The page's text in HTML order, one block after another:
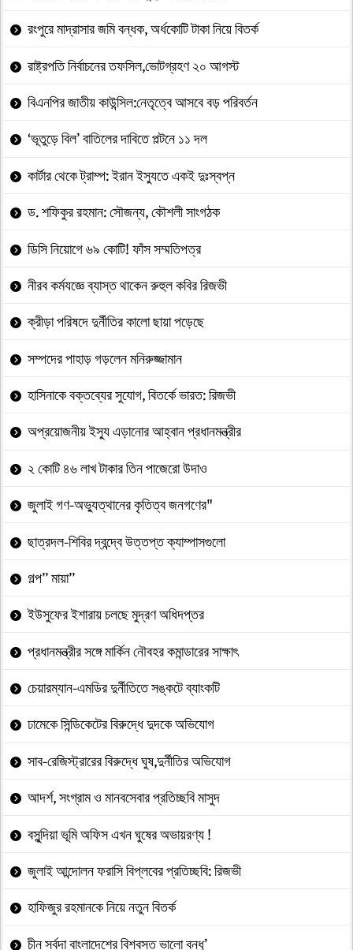
রংপুরে মাদ্রাসার জমি বন্ধক, অর্ধকোটি টাকা নিয়ে বিতর্ক
রাষ্ট্রপতি নির্বাচনের তফসিল,ভোটগ্রহণ ২০ আগস্ট
বিএনপির জাতীয় কাউন্সিল:নেতৃত্বে আসবে বড় পরিবর্তন
‘ভূতুড়ে বিল’ বাতিলের দাবিতে পল্টনে ১১ দল
কার্টার থেকে ট্রাম্প: ইরান ইস্যুতে একই দুঃস্বপ্ন
ড. শফিকুর রহমান: সৌজন্য, কৌশলী সাংগঠক
ডিসি নিয়োগে ৬৯ কোটি! ফাঁস সম্মতিপত্র
নীরব কর্মযজ্ঞে ব্যাস্ত থাকেন রুহুল কবির রিজভী
ক্রীড়া পরিষদে দুর্নীতির কালো ছায়া পড়েছে
সম্পদের পাহাড় গড়লেন মনিরুজ্জামান
হাসিনাকে বক্তব্যের সুযোগ, বিতর্কে ভারত: রিজভী
অপ্রয়োজনীয় ইস্যু এড়ানোর আহ্বান প্রধানমন্ত্রীর
২ কোটি ৪৬ লাখ টাকার তিন পাজেরো উদাও
জুলাই গণ-অভ্যুত্থানের কৃতিত্ব জনগণের"
ছাত্রদল-শিবির দ্বন্দ্বে উত্তপ্ত ক্যাম্পাসগুলো
গল্প” মায়া”
ইউসুফের ইশারায় চলছে মুদ্রণ অধিদপ্তর
প্রধানমন্ত্রীর সঙ্গে মার্কিন নৌবহর কমান্ডারের সাক্ষাৎ
চেয়ারম্যান-এমডির দুর্নীতিতে সঙ্কটে ব্যাংকটি
ঢামেকে সিন্ডিকেটের বিরুদ্ধে দুদকে অভিযোগ
সাব-রেজিস্ট্রারের বিরুদ্ধে ঘুষ,দুর্নীতির অভিযোগ
আদর্শ, সংগ্রাম ও মানবসেবার প্রতিচ্ছবি মাসুদ
বসুন্দিয়া ভূমি অফিস এখন ঘুষের অভায়রণ্য !
জুলাই আন্দোলন ফরাসি বিপ্লবের প্রতিচ্ছবি: রিজভী
হাফিজুর রহমানকে নিয়ে নতুন বিতর্ক
চীন সর্বদা বাংলাদেশের বিশ্বস্ত ভালো বন্ধু’